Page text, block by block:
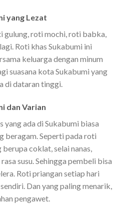
yang Lezat
gulung, roti mochi, roti babka,
Roti khas Sukabumi ini
keluarga dengan minum
suasana kota Sukabumi yang
di dataran tinggi.
dan Varian
ada di Sukabumi biasa
beragam. Seperti pada roti
coklat, selai nanas,
susu. Sehingga pembeli bisa
Roti priangan setiap hari
Dan yang paling menarik,
pengawet.